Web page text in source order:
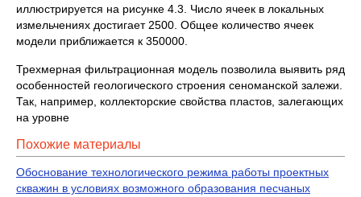
иллюстрируется на рисунке 4.3. Число ячеек в локальных
измельчениях достигает 2500. Общее количество ячеек
модели приближается к 350000.
Трехмерная фильтрационная модель позволила выявить ряд
особенностей геологического строения сеноманской залежи.
Так, например, коллекторские свойства пластов, залегающих
на уровне
Похожие материалы
Обоснование технологического режима работы проектных
скважин в условиях возможного образования песчаных